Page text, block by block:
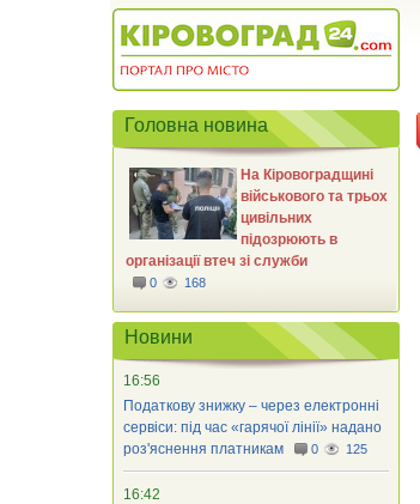
Головна новина
На Кіровоградщині
військового та трьох
цивільних
підозрюють в
організації втеч зі служби
0 168
Новини
16:56
Податкову знижку – через електронні
сервіси: під час «гарячої лінії» надано
роз'яснення платникам
0 125
16:42